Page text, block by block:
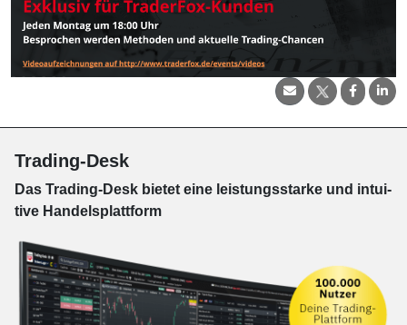
Trading-Desk
Das Trading-Desk bie­tet eine leis­tungs­star­ke und in­tui­
tive Han­dels­platt­form